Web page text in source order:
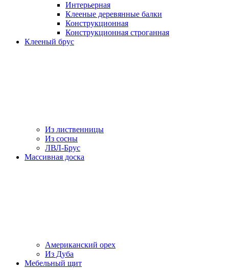
Интерьерная
Клееные деревянные балки
Конструкционная
Конструкционная строганная
Клееный брус
Из лиственницы
Из сосны
ЛВЛ-Брус
Массивная доска
Американский орех
Из Дуба
Мебельный щит